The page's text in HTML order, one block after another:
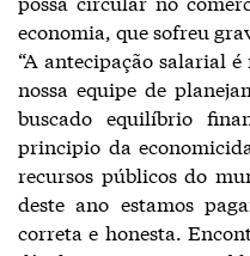
economia, que sofreu
“A antecipação salarial
nossa equipe de
buscado equilíbrio
principio da
recursos públicos do
deste ano estamos
correta e honesta.